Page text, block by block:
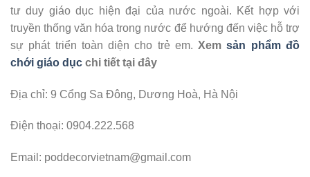
tư duy giáo dục hiện đại của nước ngoài. Kết hợp với
truyền thống văn hóa trong nước để hướng đến việc hỗ trợ
sự phát triển toàn diện cho trẻ em.Xemsản phẩm đồ
chới giáo dục chi tiết tại đây
Địa chỉ: 9 Cổng Sa Đông, Dương Hoà, Hà Nội
Điện thoại: 0904.222.568
Email: poddecorvietnam@gmail.com